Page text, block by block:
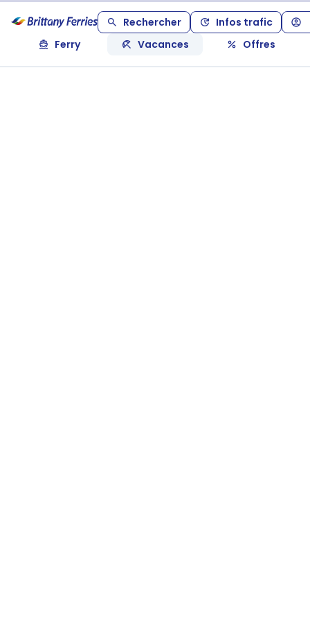
Rechercher
Infos trafic
Ferry
Vacances Offres